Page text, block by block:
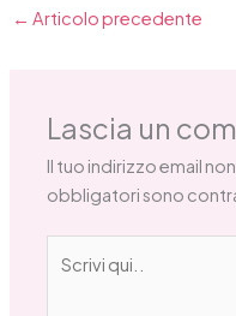
← Articolo precedente
Lascia un
Il tuo indirizzo email
obbligatori sono
qui..